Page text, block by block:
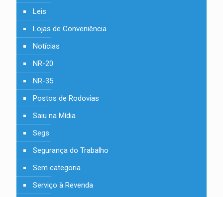
Leis
Lojas de Conveniência
Notícias
NR-20
NR-35
Postos de Rodovias
Saiu na Mídia
Segs
Segurança do Trabalho
Sem categoria
Serviço à Revenda